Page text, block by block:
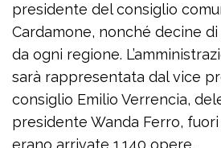
presidente del consiglio
Cardamone, nonché decine
da ogni regione.
sarà rappresentata dal vice
consiglio Emilio Verrencia,
presidente Wanda Ferro,
erano arrivate 1.140 opere.